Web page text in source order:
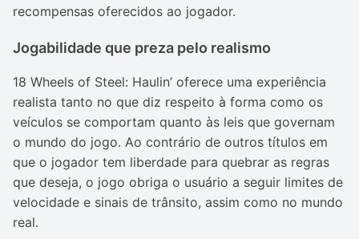
recompensas oferecidos ao jogador.
Jogabilidade que preza pelo realismo
18 Wheels of Steel: Haulin’ oferece uma experiência
realista tanto no que diz respeito à forma como os
veículos se comportam quanto às leis que governam
o mundo do jogo. Ao contrário de outros títulos em
que o jogador tem liberdade para quebrar as regras
que deseja, o jogo obriga o usuário a seguir limites de
velocidade e sinais de trânsito, assim como no mundo
real.